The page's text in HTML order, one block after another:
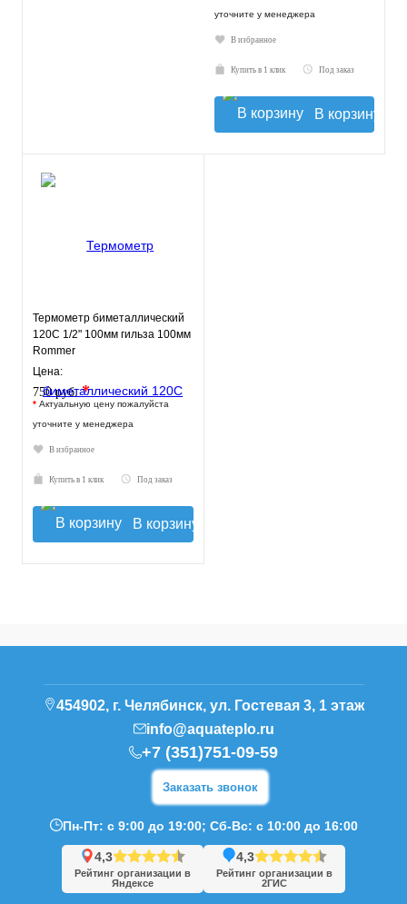
уточните у менеджера
В избранное
Купить в 1 клик Под заказ
В корзину
Термометр биметаллический
120С 1/2" 100мм гильза 100мм
Rommer
Цена:
750 руб.*
* Актуальную цену пожалуйста
уточните у менеджера
В избранное
Купить в 1 клик Под заказ
В корзину
454902, г. Челябинск, ул. Гостевая 3, 1 этаж
info@aquateplo.ru
+7 (351)751-09-59
Заказать звонок
Пн-Пт: с 9:00 до 19:00; Сб-Вс: с 10:00 до 16:00
4,3
Рейтинг организации в
Яндексе
4,3
Рейтинг организации в
2ГИС